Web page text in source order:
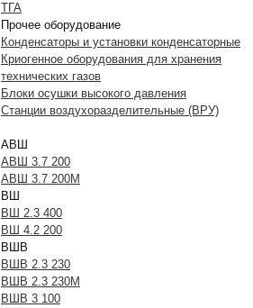
ТГА
Прочее оборудование
Конденсаторы и установки конденсаторные
Криогенное оборудования для хранения
технических газов
Блоки осушки высокого давления
Станции воздухоразделительные (ВРУ)
АВШ
АВШ 3.7 200
АВШ 3.7 200М
ВШ
ВШ 2.3 400
ВШ 4.2 200
ВШВ
ВШВ 2.3 230
ВШВ 2.3 230М
ВШВ 3 100